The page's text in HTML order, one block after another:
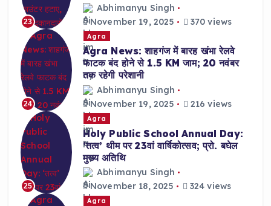
23
Abhimanyu Singh
November 19, 2025
370 views
24
Agra
Agra News: शाहगंज में बारह खंभा रेलवे
फाटक बंद होने से 1.5 KM जाम; 20 नवंबर
तक रहेगी परेशानी
Abhimanyu Singh
November 19, 2025
216 views
25
Agra
Holy Public School Annual Day:
‘तत्व’ थीम पर 23वां वार्षिकोत्सव; प्रो. बघेल
मुख्य अतिथि
Abhimanyu Singh
November 18, 2025
324 views
Agra